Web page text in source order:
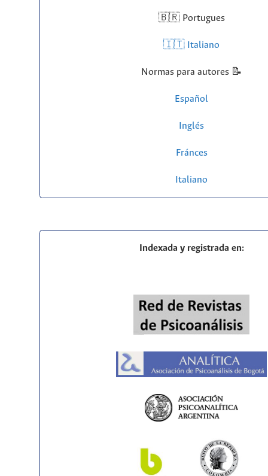
🇧🇷 Portugues
🇮🇹 Italiano
Normas para autores 📝
Español
Inglés
Fránces
Italiano
Indexada y registrada en: